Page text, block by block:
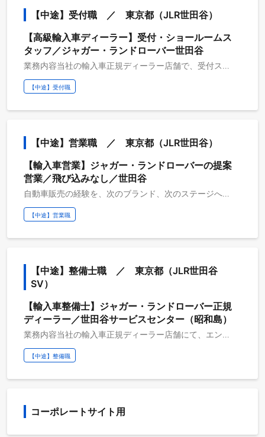
【中途】受付職　／　東京都（JLR世田谷）
【高級輸入車ディーラー】受付・ショールームス
タッフ／ジャガー・ランドローバー世田谷
業務内容当社の輸入車正規ディーラー店舗で、受付スタッフとしてご勤務いただきます。 ショールームを訪れるお客様に最初に接し、安心して過ごしていただけるようサポートする役割です。 事務処理や来客応対などを通じて、店舗運営を支えるポジションです。ご来店されたお客様への接客（お出迎え、お見送り／お茶出し）電話対応お客様情報等、パソコンでの入力作業ショールームの装飾店舗SNSの更新イベント企画店舗の小口の管理、店舗経費精算の申請身につくスキルホスピタリティの高い接客力国産車に比べても価格帯が高い為、日頃から質の高い接客を受けているお客様が顧客層になります。その為ビジネスマナーや言葉遣いは非常に重要で、どこへ行っても通用する高い接客力が身につきます。また、お客様の状況を見ることはもちろんのこと、店舗全体に広く視野を持ちながら他のスタッフの状況も把握し、営業が席を外しているお客様がいらっしゃればお話をする等、自主的に行動する力も求められます。 受付職のスキルは、ショールームの雰囲気作りや評価に直結します。教育体制業務はOJTで習得いただきます。人事オリエンテーション：入社日に人事より会社規程や勤怠の説明を行います。営業推進室研修 ：営業の販売促進部門より、全3回の研修を行います。 （入社時・入社より１か月・入社より３か月）ブラザー/シスター制度 ：入社より最長で半年間、先輩社員が教育担当として１名付き、OJTで指導をいたします。メーカー研修 ：メーカー主催の研修に参加いただく事がございます。 ブランドや商品理解を深める貴重な機会です。選考フロー面接は１回でございます（面接回数は変更となるケースがございます）。書類選考→面接→内定
【中途】受付職
【中途】営業職　／　東京都（JLR世田谷）
【輸入車営業】ジャガー・ランドローバーの提案
営業／飛び込みなし／世田谷
自動車販売の経験を、次のブランド、次のステージへ。ジャガー・ランドローバー世田谷は、事業譲渡によりウイルプラスグループへ新たに加わる店舗です。今回求めているのは、これまで自動車業界で培ってきた営業経験を活かし、新体制のスタートとともに、お客様への提案と販売実績を担っていただける方です。国産車、輸入車、中古車、買取など、これまで扱ってきた領域は問いません。自動車を販売してきた経験を、ジャガー・ランドローバーというプレミアムブランドで、さらに高めていただきたいと考えています。仕事内容ジャガー・ランドローバー正規ディーラーにて、新車・認定中古車の販売を担当していただきます。具体的にはご来店されたお客様への接客・ご提案お客様のライフスタイルやご要望のヒアリング新車・認定中古車の販売試乗のご案内お見積り・ご契約手続き納車対応点検・車検のご案内アフターフォロー店舗イベントの企画・運営販売して終わりではなく、 お客様と長く信頼関係を築いていく営業です。この仕事の魅力新体制の中で経験を発揮できる今回は、事業譲渡により店舗が新体制を迎えるタイミングでの採用です。長く在籍している社員だけが有利になる環境ではなく、これまでの経験や入社後の実績をもとに、一人ひとりが役割を担っていきます。新しい環境で、営業として改めて成果を出したい方に適したポジションです。ジャガー・ランドローバーというブランドを扱う。世界中で愛されるプレミアムブランド。 性能だけではなく、 ・デザイン ・クラフトマンシップ ・ラグジュアリー ・ブランドストーリー すべてを含めてお客様へご提案します。価格ではなく価値を伝える営業だからこそ、 営業としての提案力も磨くことができます。経験を次のステージへ。営業経験を積んできたからこそ、 「もっとブランド力のある商材を扱いたい」 「裁量のある環境で働きたい」 「店舗づくりにも携わりたい」 そんな方には、大きなやりがいを感じられる環境です。
【中途】営業職
【中途】整備士職　／　東京都（JLR世田谷
SV）
【輸入車整備士】ジャガー・ランドローバー正規
ディーラー／世田谷サービスセンター（昭和島）
業務内容当社の輸入車正規ディーラー店舗にて、エンドユーザー向けに 車検や点検整備・修理・パーツの取り付け等の整備業務に従事いただきます。車検/点検整備、一般整備事故時の修理パーツ取り付けやパーツ交換故障診断アドバイザーへの作業内容共有連携教育体制業務はOJTで習得いただきます。人事オリエンテーション：入社日に人事より会社規程や勤怠の説明を行います。営業推進室研修 ：営業の販売促進部門より、全3回の研修を行います。 （入社時・入社より１か月・入社より３か月）ブラザー/シスター制度 ：入社より最長で半年間、先輩社員が教育担当として１名付き、OJTで指導をいたします。メーカー研修 ：メーカー主催の研修に参加いただく事がございます。 ブランドや商品理解を深める貴重な機会です。【選考フロー】面接は１回でございます（面接回数は変更となるケースがございます）。書類選考→面接→内定
【中途】整備職
コーポレートサイト用